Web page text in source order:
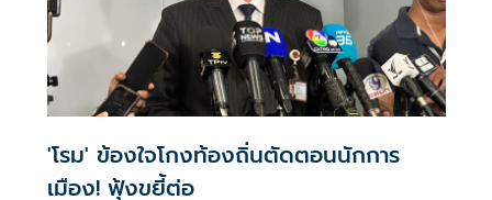
'โรม' ข้องใจโกงท้องถิ่นตัดตอนนักการ
เมือง! ฟุ้งขยี้ต่อ